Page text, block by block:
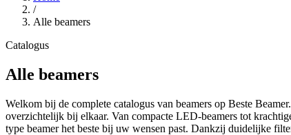
/
Alle beamers
Catalogus
Alle beamers
Welkom bij de complete catalogus van beamers op Beste
overzichtelijk bij elkaar. Van compacte LED-beamers tot
type beamer het beste bij uw wensen past. Dankzij duidelijke